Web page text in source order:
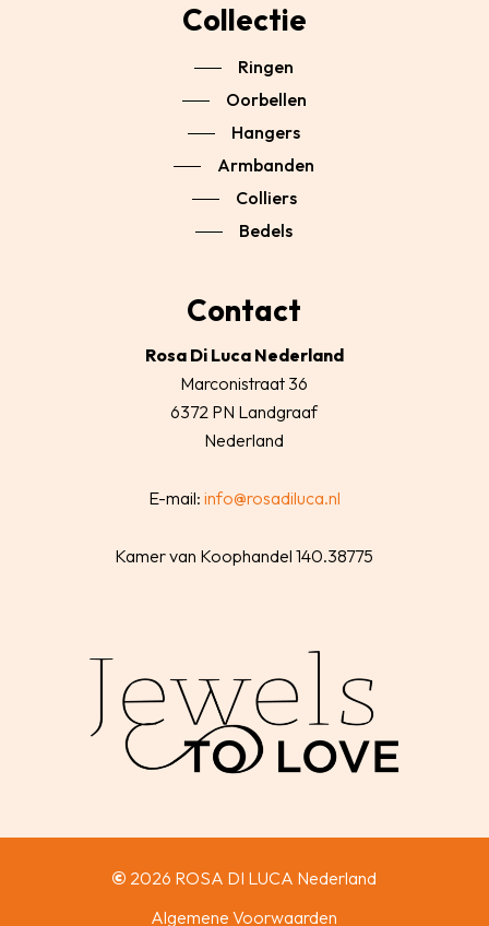
Collectie
Ringen
Oorbellen
Hangers
Armbanden
Colliers
Bedels
Contact
Rosa Di Luca Nederland
Marconistraat 36
6372 PN Landgraaf
Nederland
E-mail: info@rosadiluca.nl
Kamer van Koophandel 140.38775
© 2026 ROSA DI LUCA Nederland
Algemene Voorwaarden